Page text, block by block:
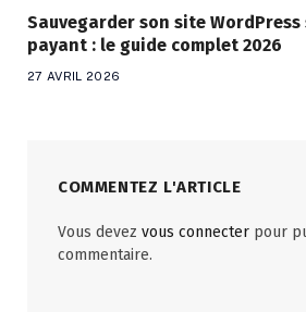
Sauvegarder son site
payant : le guide complet 2026
27 AVRIL 2026
COMMENTEZ L'ARTICLE
Vous devez vous connecter pour
commentaire.